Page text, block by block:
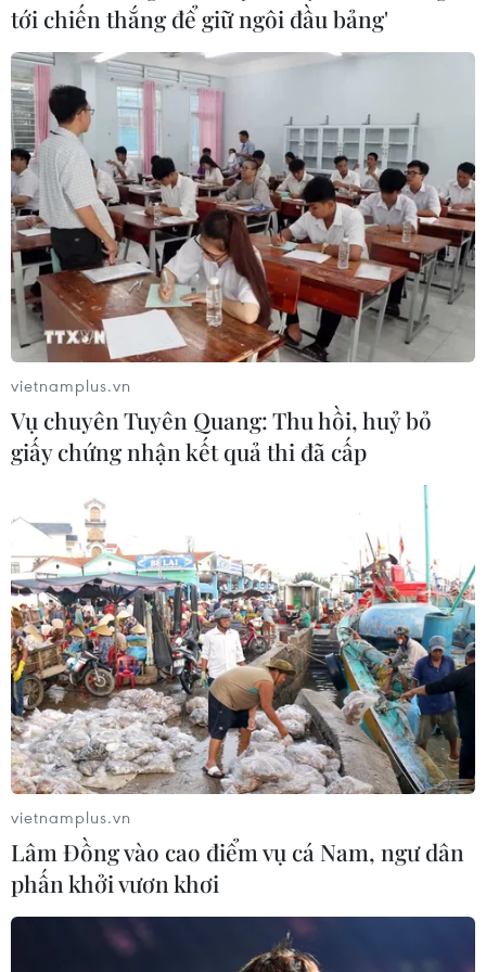
hiện các thủ tục đầu tư một cách thuận lợi./.
#cải cách môi trường đầu tư
#hội nghị trực tuyến
#Standard Chartered
#dịch COVID-19
#đầu tư nước ngoài TP. Hà Nội
Theo dõi VietnamPlus
TIN LIÊN QUAN
tới chiến thắng để giữ ngôi đầu bảng'
vietnamplus.vn
Vụ chuyên Tuyên Quang: Thu hồi, huỷ bỏ
giấy chứng nhận kết quả thi đã cấp
vietnamplus.vn
Lâm Đồng vào cao điểm vụ cá Nam, ngư dân
phấn khởi vươn khơi